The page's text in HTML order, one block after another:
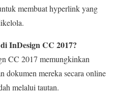
membuat hyperlink yang
InDesign CC 2017?
CC 2017 memungkinkan
dokumen mereka secara online
melalui tautan.